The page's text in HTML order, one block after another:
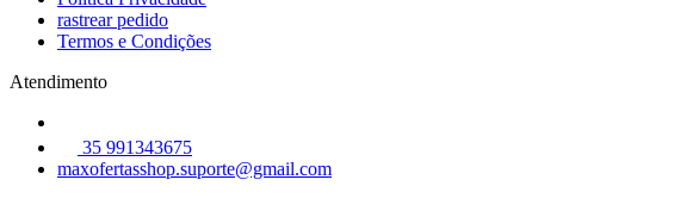
rastrear pedido
Termos e Condições
Atendimento
35 991343675
maxofertasshop.suporte@gmail.com